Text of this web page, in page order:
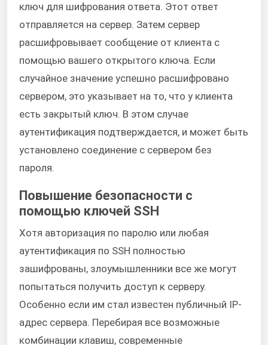
ключ для шифрования ответа. Этот ответ
отправляется на сервер. Затем сервер
расшифровывает сообщение от клиента с
помощью вашего открытого ключа. Если
случайное значение успешно расшифровано
сервером, это указывает на то, что у клиента
есть закрытый ключ. В этом случае
аутентификация подтверждается, и может быть
установлено соединение с сервером без
пароля.
Повышение безопасности с
помощью ключей SSH
Хотя авторизация по паролю или любая
аутентификация по SSH полностью
зашифрованы, злоумышленники все же могут
попытаться получить доступ к серверу.
Особенно если им стал известен публичный IP-
адрес сервера. Перебирая все возможные
комбинации клавиш, современные